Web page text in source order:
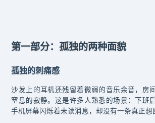
第一部分：孤独的两种面貌
孤独的刺痛感
沙发上的耳机还残留着微弱的音乐余音，房
窒息的寂静。这是许多人熟悉的场景：下班
手机屏幕闪烁着未读消息，却没有一条真正想